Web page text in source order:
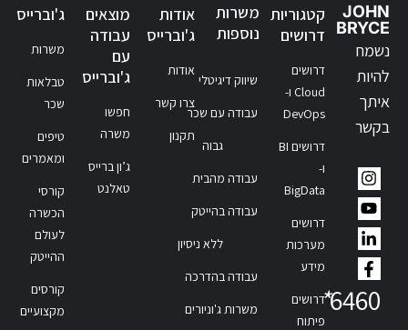
JOHN
BRYCE
נשמח
להיות
איתך
בקשר
6460
*
קטגוריות
דרושים
דרושים
Cloud ו-
DevOps
דרושים BI
ו-
BigData
דרושים
מערכות
מידע
דרושים
פיתוח
משרות
נוספות
שיווק דיגיטלי
עבודה עם שכר
גבוה
עבודה מהבית
עבודה בהייטק
ללא ניסיון
עבודה בהדרכה
משרות ג'וניורים
אודות
ג'וברייס
אודות
צרו קשר
תקנון
מוצאים
עבודה
עם
ג'וברייס
חפשו
משרה
ג’ון ברייס
טאלנט
ג'וברייס
משרות
טבלאות
שכר
טיפים
ומאמרים
קורסי
הכשרה
לעולם
ההייטק
קורסים
מקצועיים